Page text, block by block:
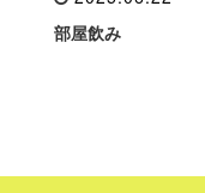
部屋飲み